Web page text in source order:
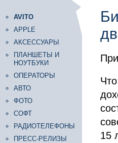
AVITO
APPLE
АКСЕССУАРЫ
ПЛАНШЕТЫ И
НОУТБУКИ
ОПЕРАТОРЫ
АВТО
ФОТО
СОФТ
РАДИОТЕЛЕФОНЫ
ПРЕСС-РЕЛИЗЫ
15